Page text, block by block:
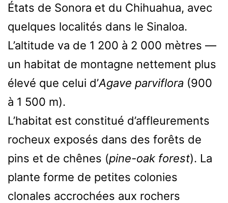
États de Sonora et du Chihuahua, avec
quelques localités dans le Sinaloa.
L’altitude va de 1 200 à 2 000 mètres —
un habitat de montagne nettement plus
élevé que celui d’Agave parviflora (900
à 1 500 m).
L’habitat est constitué d’affleurements
rocheux exposés dans des forêts de
pins et de chênes (pine-oak forest). La
plante forme de petites colonies
clonales accrochées aux rochers